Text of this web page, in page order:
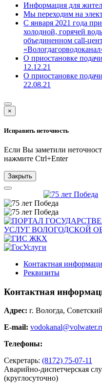
Информация для
Мы переходим на
С января 2021 года
холодной, горячей
объединенном call-
О приостановке
12.12.21
О приостановке
22.08.21
×
Исправить неточность
Если Вы заметили
нажмите Ctrl+Enter
Закрыть
Контактная
Реквизиты
Контактная
Адрес: г. Вологда,
E-mail:
Телефоны:
Секретарь: (8172) 75-07-11
Аварийно-диспетчерская
(круглосуточно)